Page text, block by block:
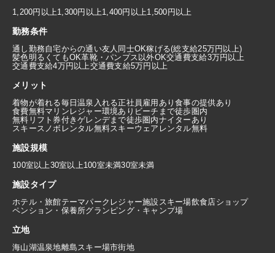
1,200円以上1,300円以上1,400円以上1,500円以上
勤務条件
通し勤務自宅からの通い友人同士OK稼げる(総支給25万円以上)
髪色明るくてもOK革靴・パンプス以外OK交通費支給3万円以上
交通費支給4万円以上交通費支給5万円以上
メリット
着物が着れる毎日温泉入れる正社員雇用あり食事の提供あり
食費無料マリンレジャー環境あり ビーチまで徒歩圏内
無料リフト券付きゲレンデまで徒歩圏内ナイターあり
スキースノボレンタル無料スキーウェアレンタル無料
施設規模
100室以上30室以上100室未満30室未満
施設タイプ
ホテル・旅館テーマパーク レジャー施設 スキー場飲食店ショップ
ペンション・保養所グランピング・キャンプ場
立地
海山湖温泉地離島 スキー場市街地